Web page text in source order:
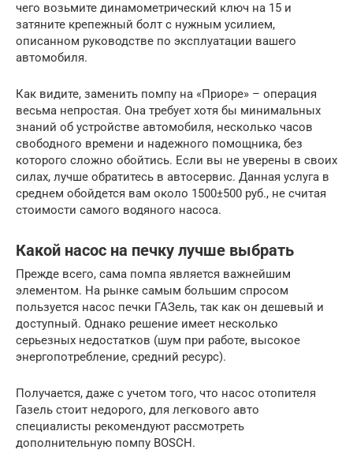
чего возьмите динамометрический ключ на 15 и
затяните крепежный болт с нужным усилием,
описанном руководстве по эксплуатации вашего
автомобиля.
Как видите, заменить помпу на «Приоре» – операция
весьма непростая. Она требует хотя бы минимальных
знаний об устройстве автомобиля, несколько часов
свободного времени и надежного помощника, без
которого сложно обойтись. Если вы не уверены в своих
силах, лучше обратитесь в автосервис. Данная услуга в
среднем обойдется вам около 1500±500 руб., не считая
стоимости самого водяного насоса.
Какой насос на печку лучше выбрать
Прежде всего, сама помпа является важнейшим
элементом. На рынке самым большим спросом
пользуется насос печки ГАЗель, так как он дешевый и
доступный. Однако решение имеет несколько
серьезных недостатков (шум при работе, высокое
энергопотребление, средний ресурс).
Получается, даже с учетом того, что насос отопителя
Газель стоит недорого, для легкового авто
специалисты рекомендуют рассмотреть
дополнительную помпу BOSCH.